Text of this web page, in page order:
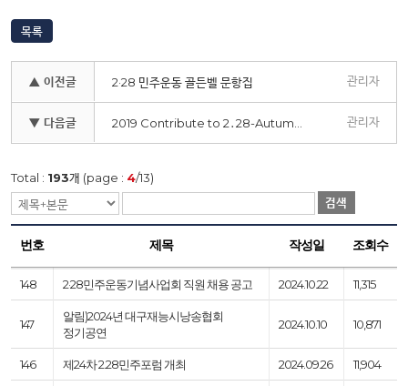
목록
▲ 이전글 2·28 민주운동 골든벨 문항집 관리자
▼ 다음글 관리자
Total : 193개 (page : 4/13)
검색
번호 제목 작성일 조회수
148 2·28민주운동기념사업회 직원 채용 공고 2024.10.22 11,315
147
알림)2024년 대구재능시낭송협회
정기공연
2024.10.10 10,871
146 제24차 2.28민주포럼 개최 2024.09.26 11,904